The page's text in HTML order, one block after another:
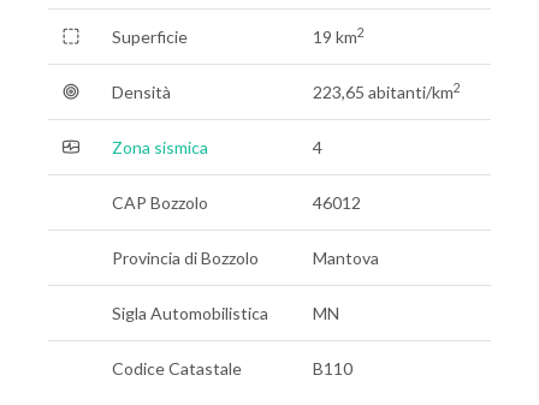
Superficie 19 km2
Densità 223,65 abitanti/km2
Zona sismica 4
CAP Bozzolo 46012
Provincia di Bozzolo Mantova
Sigla Automobilistica MN
Codice Catastale B110